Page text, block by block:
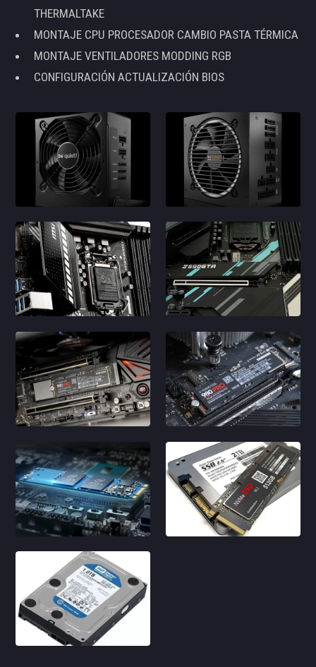
THERMALTAKE
MONTAJE CPU PROCESADOR CAMBIO PASTA TÉRMICA
MONTAJE VENTILADORES MODDING RGB
CONFIGURACIÓN ACTUALIZACIÓN BIOS